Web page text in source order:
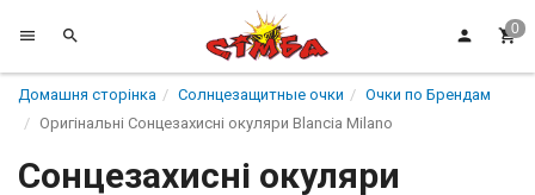
Домашня сторінка Солнцезащитные очки
Очки по Брендам
Оригінальні Сонцезахисні окуляри Blancia Milano
Сонцезахисні окуляри